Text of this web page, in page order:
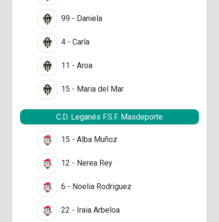
99 - Daniela
4 - Carla
11 - Aroa
15 - Maria del Mar
C.D. Leganés F.S.F. Masdeporte
15 - Alba Muñoz
12 - Nerea Rey
6 - Noelia Rodriguez
22 - Iraia Arbeloa